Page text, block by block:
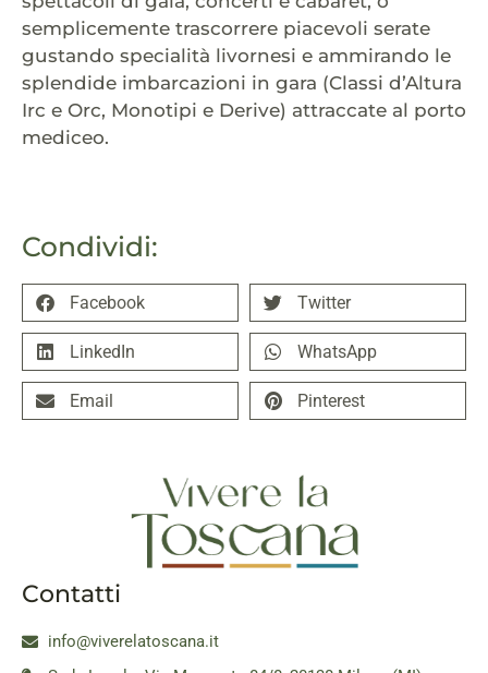
Condividi:
Facebook Twitter
LinkedIn WhatsApp
Email Pinterest
semplicemente trascorrere piacevoli serate
gustando specialità livornesi e ammirando le
splendide imbarcazioni in gara (Classi d’Altura
Irc e Orc, Monotipi e Derive) attraccate al porto
mediceo.
Contatti
info@viverelatoscana.it